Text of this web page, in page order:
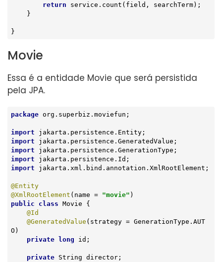
return service.count(field, searchTerm);
}
Movie
Essa é a entidade Movie que será persistida
pela JPA.
package org.superbiz.moviefun;
import
import
import
import
import jakarta.xml.bind.annotation.XmlRootElement;
@Entity
@XmlRootElement (name = "movie"
public
class Movie
{
@Id
@GeneratedValue (strategy = GenerationType.AUT
O)
private long id;
private String director;